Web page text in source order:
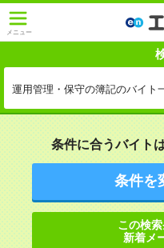
メニュー
運用管理・保守の簿記のバイト
条件に合うバイト
条件を
この検
新着メ